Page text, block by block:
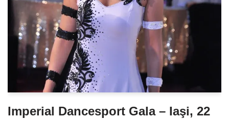
Imperial Dancesport Gala – Iaşi, 22